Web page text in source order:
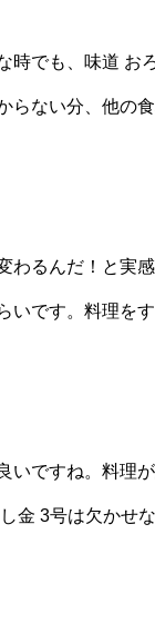
時でも、味道 お
らない分、他の
わるんだ！と実
いです。料理を
いですね。料理
金 3号は欠かせ